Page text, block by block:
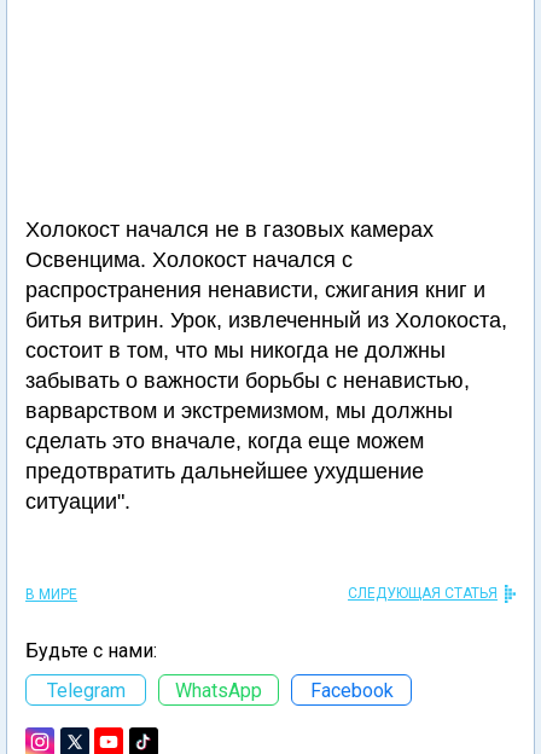
Холокост начался не в газовых камерах
Освенцима. Холокост начался с
распространения ненависти, сжигания книг и
битья витрин. Урок, извлеченный из Холокоста,
состоит в том, что мы никогда не должны
забывать о важности борьбы с ненавистью,
варварством и экстремизмом, мы должны
сделать это вначале, когда еще можем
предотвратить дальнейшее ухудшение
ситуации".
В МИРЕ СЛЕДУЮЩАЯ СТАТЬЯ
Будьте с нами:
Telegram
WhatsApp Facebook